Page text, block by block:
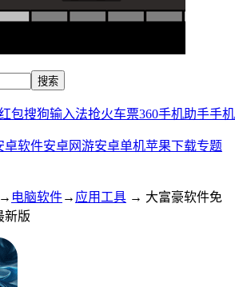
包搜狗输入法抢火车票360手机助手手
卓软件安卓网游安卓单机苹果下载专题
→ 电脑软件→ 应用工具 → 大富豪软件免
新版